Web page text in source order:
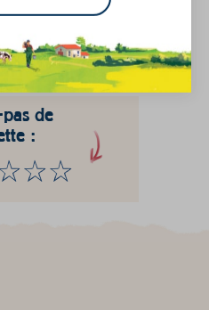
le jaune d’œuf battu et
de cuisson à 190°C.
de
: